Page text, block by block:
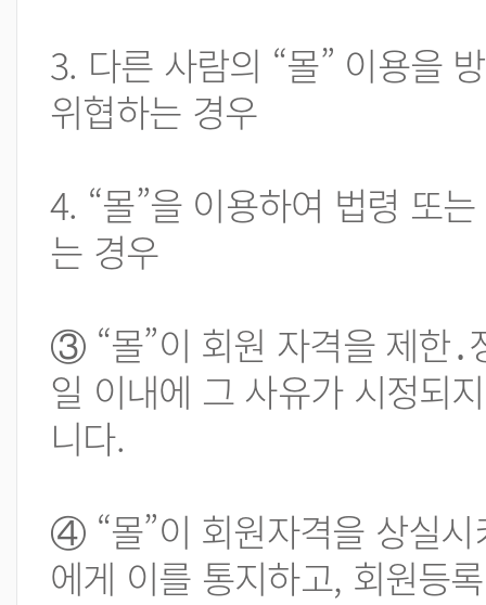
3. 다른 사람의 “몰” 이용을
위협하는 경우
4. “몰”을 이용하여 법령 또
는 경우
③ “몰”이 회원 자격을 제한․
일 이내에 그 사유가 시정되
니다.
④ “몰”이 회원자격을 상실
에게 이를 통지하고, 회원등